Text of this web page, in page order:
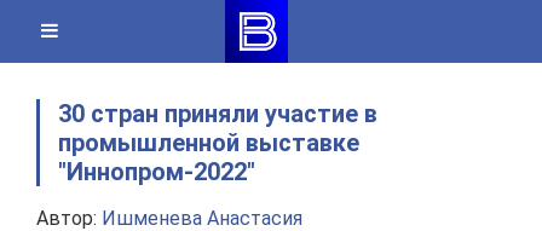
content
30 стран приняли участие в
промышленной выставке
"Иннопром-2022"
Автор: Ишменева Анастасия